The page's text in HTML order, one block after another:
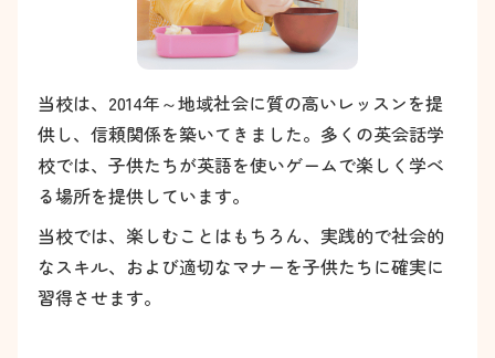
当校は、2014年～地域社会に質の高いレッスンを提
供し、信頼関係を築いてきました。多くの英会話学
校では、子供たちが英語を使いゲームで楽しく学べ
る場所を提供しています。
当校では、楽しむことはもちろん、実践的で社会的
なスキル、および適切なマナーを子供たちに確実に
習得させます。